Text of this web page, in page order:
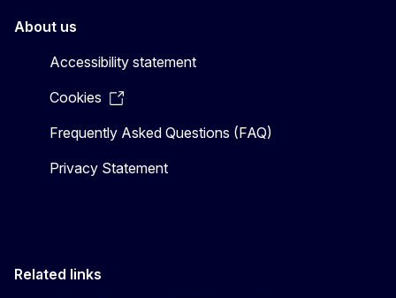
About us
Accessibility statement
Cookies
Frequently Asked Questions (FAQ)
Privacy Statement
Related links